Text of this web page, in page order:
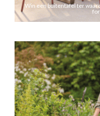
Win een buitentafel ter